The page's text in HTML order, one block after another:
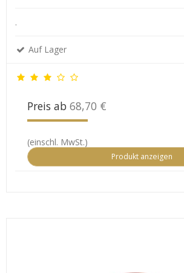
.
Auf Lager
Preis ab 68,70 €
(einschl. MwSt.)
Produkt anzeigen